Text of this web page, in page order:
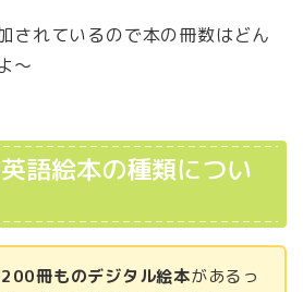
されているので本の冊数はどん
～
語絵本の種類につい
200冊ものデジタル絵本があるっ